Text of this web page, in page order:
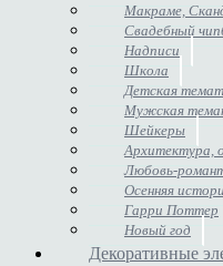
Макраме,
Свадебный
Надписи
Школа
Детская
Мужская
Шейкеры
Архитектура,
Любовь-
Осенняя
Гарри Поттер
Новый год
Декоративные